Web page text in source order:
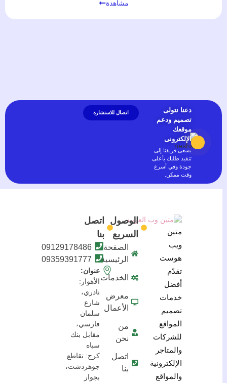
مشاهدة
دعنا نتولى
تصميم ودعم
موقعك
الإلكترونى
يسعى فريقنا إلى
تنفيذ طلبك بأعلى
جودة وفي أسرع
وقت ممكن.
اتصال للاستشارة
متين
ويب
هوست
تقدّم
أفضل
خدمات
تصميم
المواقع
للشركات
والمتاجر
الإلكترونية
والمواقع
الوصول
السريع
الصفحة
الرئيسية
الخدمات
معرض
الأعمال
من
نحن
اتصل
بنا
اتصل
بنا
09129178486
09359391777
عنوان:
الأهواز:
نادري،
شارع
سلمان
فارسي،
مقابل بنك
سباه
كرج: تقاطع
جوهردشت،
بجوار